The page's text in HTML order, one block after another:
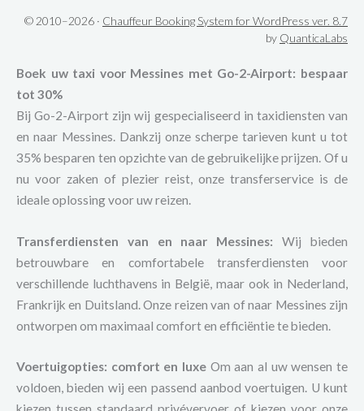
© 2010–2026 · Chauffeur Booking System for WordPress ver. 8.7
by QuanticaLabs
Boek uw taxi voor Messines met Go-2-Airport: bespaar
tot 30%
Bij Go-2-Airport zijn wij gespecialiseerd in taxidiensten van
en naar Messines. Dankzij onze scherpe tarieven kunt u tot
35% besparen ten opzichte van de gebruikelijke prijzen. Of u
nu voor zaken of plezier reist, onze transferservice is de
ideale oplossing voor uw reizen.
Transferdiensten van en naar Messines: Wij bieden
betrouwbare en comfortabele transferdiensten voor
verschillende luchthavens in België, maar ook in Nederland,
Frankrijk en Duitsland. Onze reizen van of naar Messines zijn
ontworpen om maximaal comfort en efficiëntie te bieden.
Voertuigopties: comfort en luxe Om aan al uw wensen te
voldoen, bieden wij een passend aanbod voertuigen. U kunt